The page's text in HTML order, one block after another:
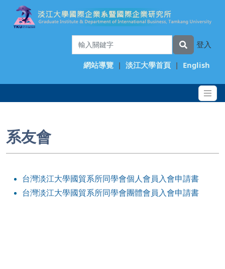
登入
網站導覽 | 淡江大學首頁 | English
系友會
台灣淡江大學國貿系所同學會個人會員入會申請書
台灣淡江大學國貿系所同學會團體會員入會申請書